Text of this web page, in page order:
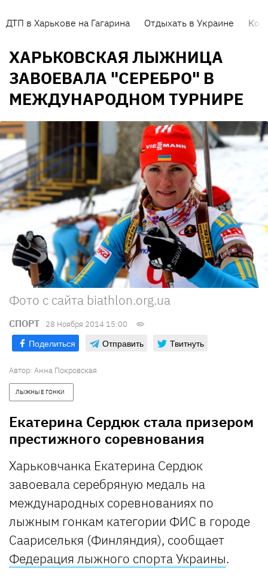
ДТП в Харькове на Гагарина Отдыхать в Украине
ХАРЬКОВСКАЯ ЛЫЖНИЦА
ЗАВОЕВАЛА "СЕРЕБРО" В
МЕЖДУНАРОДНОМ ТУРНИРЕ
Фото с сайта biathlon.org.ua
СПОРТ 28 Ноября 2014 15:00
Поделиться Отправить Твитнуть
Автор: Анна Покровская
ЛЫЖНЫЕ ГОНКИ
Екатерина Сердюк стала призером
престижного соревнования
Харьковчанка Екатерина Сердюк
завоевала серебряную медаль на
международных соревнованиях по
лыжным гонкам категории ФИС в городе
Саариселькя (Финляндия), сообщает
Федерация лыжного спорта Украины.